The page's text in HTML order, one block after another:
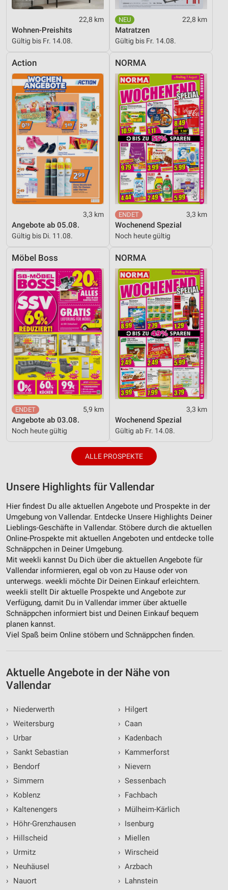
22,8 km
Wohnen-Preishits
Gültig bis Fr. 14.08.
22,8 km
Matratzen
Gültig bis Fr. 14.08.
Action
3,3 km
Angebote ab 05.08.
Gültig bis Di. 11.08.
NORMA
3,3 km
Wochenend Spezial
Noch heute gültig
Möbel Boss
5,9 km
Angebote ab 03.08.
Noch heute gültig
NORMA
3,3 km
Wochenend Spezial
Gültig ab Fr. 14.08.
ALLE PROSPEKTE
Unsere Highlights für Vallendar
Hier findest Du alle aktuellen Angebote und Prospekte in der
Umgebung von Vallendar. Entdecke Unsere Highlights Deiner
Lieblings-Geschäfte in Vallendar. Stöbere durch die aktuellen
Online-Prospekte mit aktuellen Angeboten und entdecke tolle
Schnäppchen in Deiner Umgebung.
Mit weekli kannst Du Dich über die aktuellen Angebote für
Vallendar informieren, egal ob von zu Hause oder von
unterwegs. weekli möchte Dir Deinen Einkauf erleichtern.
weekli stellt Dir aktuelle Prospekte und Angebote zur
Verfügung, damit Du in Vallendar immer über aktuelle
Schnäppchen informiert bist und Deinen Einkauf bequem
planen kannst.
Viel Spaß beim Online stöbern und Schnäppchen finden.
Aktuelle Angebote in der Nähe von
Vallendar
›
Niederwerth
› Weitersburg
›
Urbar
› Sankt Sebastian
›
Bendorf
› Simmern
›
Koblenz
›
Kaltenengers
›
Höhr-Grenzhausen
›
Hillscheid
›
Urmitz
›
Neuhäusel
›
Nauort
› Hilgert
› Caan
› Kadenbach
› Kammerforst
› Nievern
› Sessenbach
› Fachbach
› Mülheim-Kärlich
› Isenburg
› Miellen
› Wirscheid
› Arzbach
› Lahnstein